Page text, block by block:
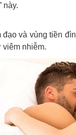
này.
và vùng tiền
viêm nhiễm.